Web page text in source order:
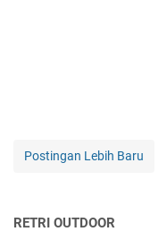
Postingan Lebih Baru
RETRI OUTDOOR